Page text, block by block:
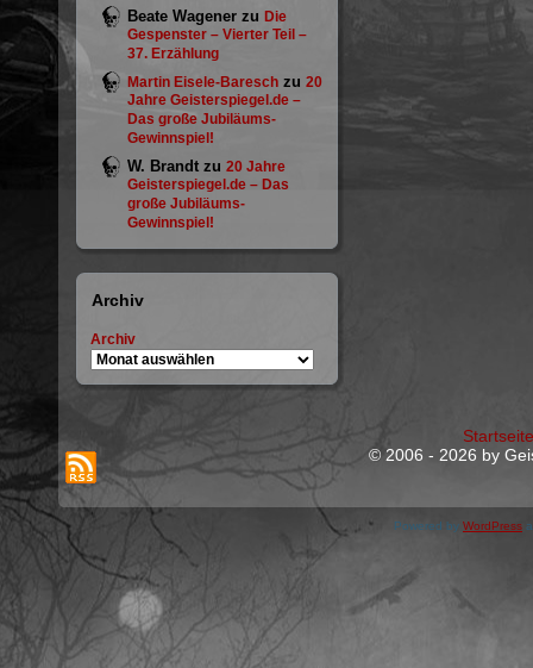
Beate Wagener zu Die
Gespenster – Vierter Teil –
37. Erzählung
Martin Eisele-Baresch zu 20
Jahre Geisterspiegel.de –
Das große Jubiläums-
Gewinnspiel!
W. Brandt zu 20 Jahre
Geisterspiegel.de – Das
große Jubiläums-
Gewinnspiel!
Archiv
Archiv
Startseite
© 2006 - 2026 by
Powered by WordPress